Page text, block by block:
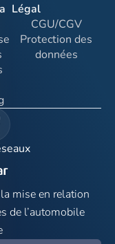
Légal
CGU/CGV
Protection des
données
mise en relation
de l’automobile